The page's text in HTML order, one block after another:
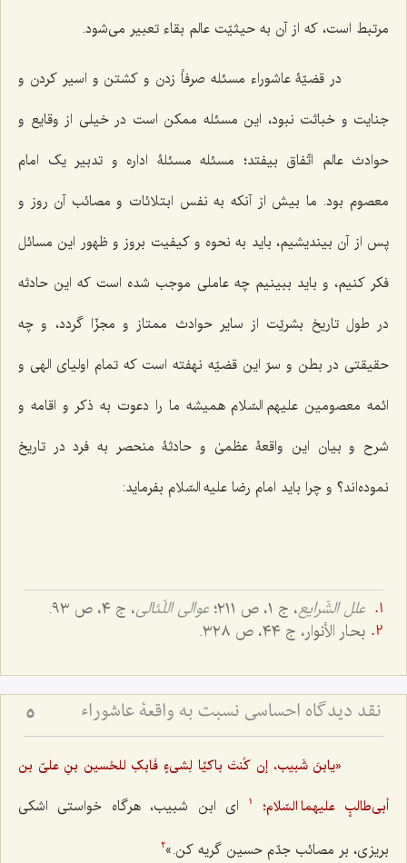
مرتبط است، که از آن به حیثیّت عالم بقاء تعبیر می‌شود.
در قضیّۀ عاشوراء مسئله صرفاً زدن و کشتن و اسیر کردن و
جنایت و خباثت نبود، این مسئله ممکن است در خیلی از وقایع و
حوادث عالم اتّفاق بیفتد؛ مسئله مسئلۀ اداره و تدبیر یک امام
معصوم بود. ما بیش از آنکه به نفس ابتلائات و مصائب آن روز و
پس از آن بیندیشیم، باید به نحوه و کیفیت بروز و ظهور این مسائل
فکر کنیم، و باید ببینیم چه عاملی موجب شده است که این حادثه
در طول تاریخ بشریّت از سایر حوادث ممتاز و مجزّا گردد، و چه
حقیقتی در بطن و سرّ این قضیّه نهفته است که تمام اولیای الهی و
ائمه معصومین علیهم السّلام همیشه ما را دعوت به ذکر و اقامه و
شرح و بیان این واقعۀ عظمیٰ و حادثۀ منحصر به فرد در تاریخ
نموده‌اند؟ و چرا باید امام رضا علیه السّلام بفرماید:
علل الشّرایع، ج ١، ص ٢١١؛ عوالی اللّئالی، ج ٤، ص ٩٣.
بحار الأنوار، ج ٤٤، ص ٣٢٨.
نقد دیدگاه احساسی نسبت به واقعۀ عاشوراء 5
«یابنَ شَبیب، إن کُنتَ باکیًا لِشی‌ءٍ فَابکِ للحُسین بنِ علیّ بن
أبی‌طالبٍ علیهما السّلام؛
1
ای ابن شبیب، هرگاه خواستی اشکی
بریزی، بر مصائب جدّم حسین گریه کن.»2